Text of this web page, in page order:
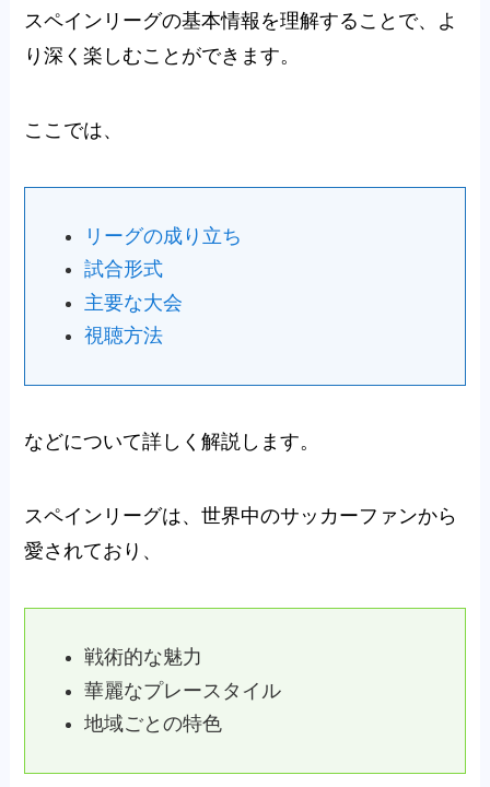
スペインリーグの基本情報を理解することで、よ
り深く楽しむことができます。
ここでは、
リーグの成り立ち
試合形式
主要な大会
視聴方法
などについて詳しく解説します。
スペインリーグは、世界中のサッカーファンから
愛されており、
戦術的な魅力
華麗なプレースタイル
地域ごとの特色